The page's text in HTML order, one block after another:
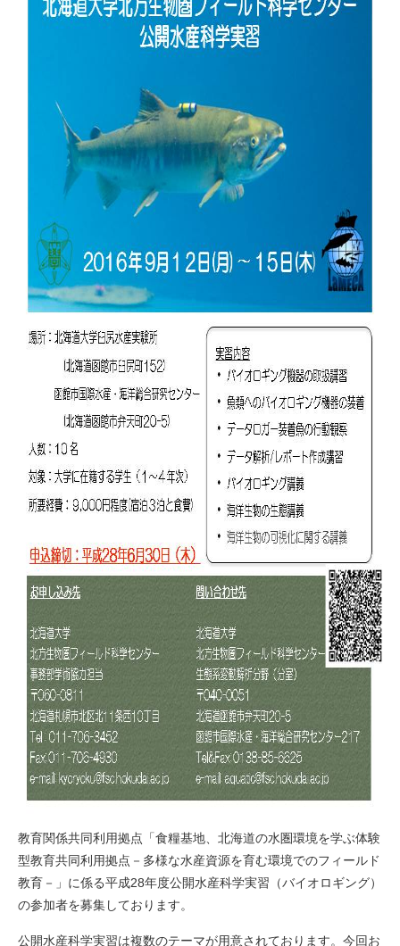
教育関係共同利用拠点「食糧基地、北海道の水圏環境を学ぶ体験
型教育共同利用拠点－多様な水産資源を育む環境でのフィールド
教育－」に係る平成28年度公開水産科学実習（バイオロギング）
の参加者を募集しております。
公開水産科学実習は複数のテーマが用意されております。今回お